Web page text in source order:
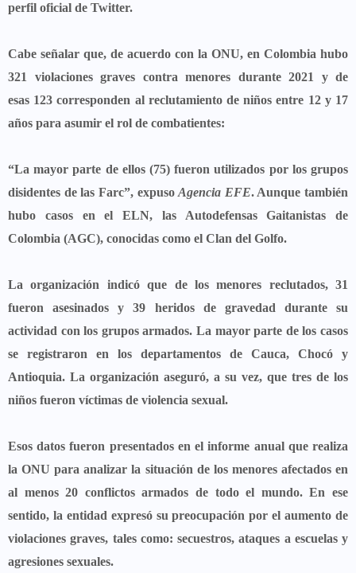
perfil oficial de Twitter.
Cabe señalar que, de acuerdo con la ONU, en Colombia hubo
321 violaciones graves contra menores durante 2021 y de
esas 123 corresponden al reclutamiento de niños entre 12 y 17
años para asumir el rol de combatientes:
“La mayor parte de ellos (75) fueron utilizados por los grupos
disidentes de las Farc”, expusoAgencia EFE. Aunque también
hubo casos en el ELN, las Autodefensas Gaitanistas de
Colombia (AGC), conocidas como el Clan del Golfo.
La organización indicó que de los menores reclutados, 31
fueron asesinados y 39 heridos de gravedad durante su
actividad con los grupos armados. La mayor parte de los casos
se registraron en los departamentos de Cauca, Chocó y
Antioquia. La organización aseguró, a su vez, que tres de los
niños fueron víctimas de violencia sexual.
Esos datos fueron presentados en el informe anual que realiza
la ONU para analizar la situación de los menores afectados en
al menos 20 conflictos armados de todo el mundo. En ese
sentido, la entidad expresó su preocupación por el aumento de
violaciones graves, tales como: secuestros, ataques a escuelas y
agresiones sexuales.